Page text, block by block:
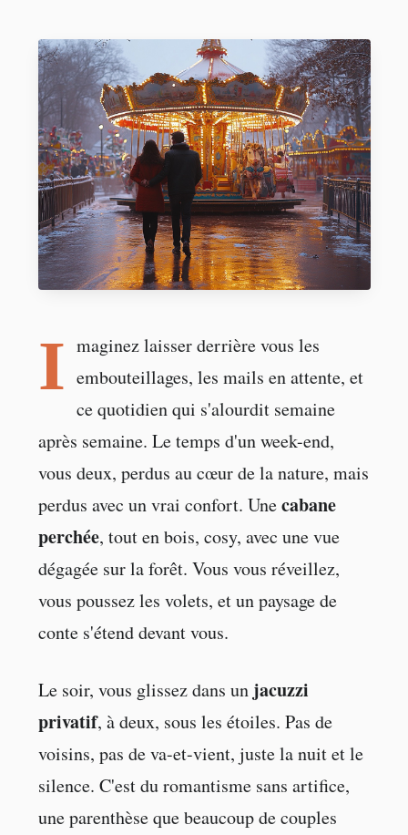
I maginez laisser derrière vous les
embouteillages, les mails en attente, et
ce quotidien qui s'alourdit semaine
après semaine. Le temps d'un week-end,
vous deux, perdus au cœur de la nature, mais
perdus avec un vrai confort. Unecabane
perchée, tout en bois, cosy, avec une vue
dégagée sur la forêt. Vous vous réveillez,
vous poussez les volets, et un paysage de
conte s'étend devant vous.
Le soir, vous glissez dans un jacuzzi
privatif, à deux, sous les étoiles. Pas de
voisins, pas de va-et-vient, juste la nuit et le
silence. C'est du romantisme sans artifice,
une parenthèse que beaucoup de couples